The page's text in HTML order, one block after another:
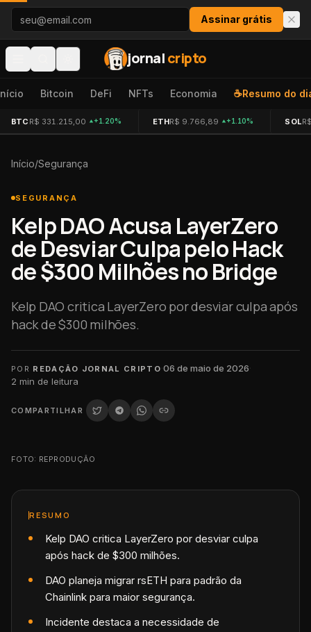
Pular para o conteúdo
Assinar grátis
jornalcripto
Bitcoin DeFi NFTs Economia ☕Resumo do
BTC R$ 331.215,00 +1.20% ETHR$ 9.766,89 +1.10% SOL
Início/Segurança
SEGURANÇA
Kelp DAO Acusa LayerZero
de Desviar Culpa pelo Hack
de $300 Milhões no Bridge
Kelp DAO critica LayerZero por desviar culpa após
hack de $300 milhões.
POR REDAÇÃO JORNAL CRIPTO·06 de maio de 2026·
2 min de leitura
COMPARTILHAR
FOTO: REPRODUÇÃO
RESUMO
Kelp DAO critica LayerZero por desviar culpa
após hack de $300 milhões.
DAO planeja migrar rsETH para padrão da
Chainlink para maior segurança.
Incidente destaca a necessidade de